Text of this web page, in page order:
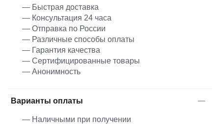
— Быстрая доставка
— Консультация 24 часа
— Отправка по России
— Различные способы оплаты
— Гарантия качества
— Сертифицированные товары
— Анонимность
Варианты оплаты
— Наличными при получении